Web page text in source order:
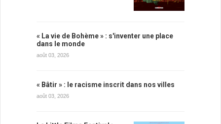
« La vie de Bohème » : s'inventer une place
dans le monde
août 03, 2026
« Bâtir » : le racisme inscrit dans nos villes
août 03, 2026